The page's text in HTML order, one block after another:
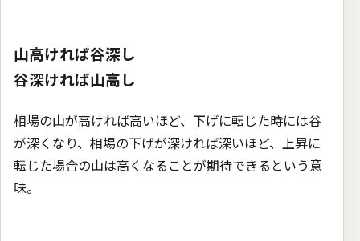
山高ければ谷深し
谷深ければ山高し
相場の山が高ければ高いほど、下げに転じた時には谷
が深くなり、相場の下げが深ければ深いほど、上昇に
転じた場合の山は高くなることが期待できるという意
味。